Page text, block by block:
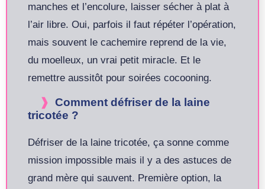
manches et l’encolure, laisser sécher à plat à
l’air libre. Oui, parfois il faut répéter l’opération,
mais souvent le cachemire reprend de la vie,
du moelleux, un vrai petit miracle. Et le
remettre aussitôt pour soirées cocooning.
Comment défriser de la laine
tricotée ?
Défriser de la laine tricotée, ça sonne comme
mission impossible mais il y a des astuces de
grand mère qui sauvent. Première option, la